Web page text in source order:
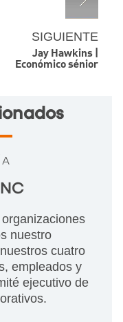
SIGUIENTE
Jay Hawkins |
Económico sénior
nuestro
cuatro
empleados y
ejecutivo de